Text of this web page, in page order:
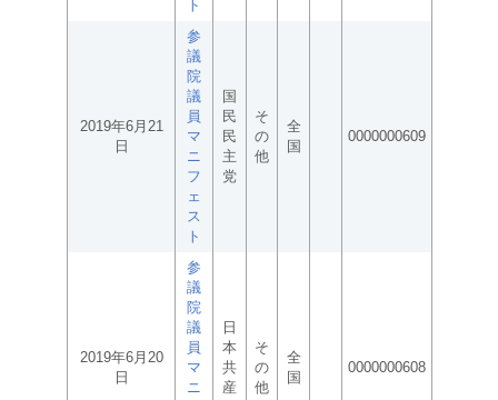
ト
2019年6月21
日
参
議
院
議
員
マ
ニ
フ
ェ
ス
ト
国
民
民
主
党
そ
の
他
全
国
0000000609
2019年6月20
日
参
議
院
議
員
マ
ニ
日
本
共
産
そ
の
他
全
国
0000000608